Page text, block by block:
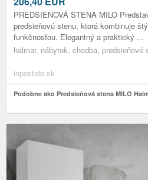
PREDSIEŇOVÁ STENA MILO
predsieňovú stenu, ktorá kombinuje
funkčnosťou. Elegantný a praktický ...
halmar, nábytok, chodba,
inpostele.sk
Podobne ako Predsieňová stena MILO